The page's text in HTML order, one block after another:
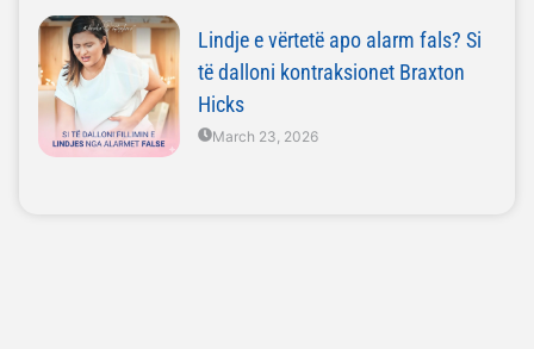
Lindje e vërtetë apo alarm fals? Si
të dalloni kontraksionet Braxton
Hicks
March 23, 2026